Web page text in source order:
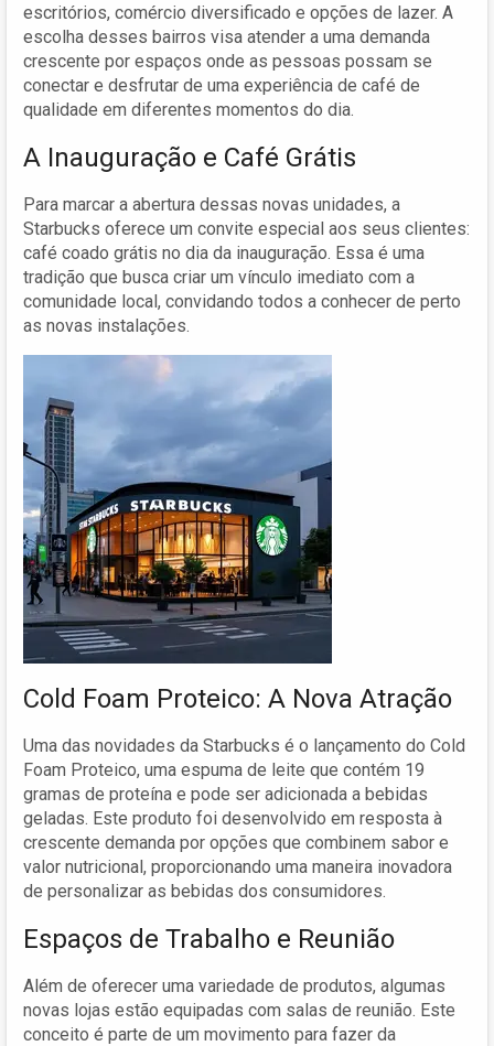
escritórios, comércio diversificado e opções de lazer. A
escolha desses bairros visa atender a uma demanda
crescente por espaços onde as pessoas possam se
conectar e desfrutar de uma experiência de café de
qualidade em diferentes momentos do dia.
A Inauguração e Café Grátis
Para marcar a abertura dessas novas unidades, a
Starbucks oferece um convite especial aos seus clientes:
café coado grátis no dia da inauguração. Essa é uma
tradição que busca criar um vínculo imediato com a
comunidade local, convidando todos a conhecer de perto
as novas instalações.
Cold Foam Proteico: A Nova Atração
Uma das novidades da Starbucks é o lançamento do Cold
Foam Proteico, uma espuma de leite que contém 19
gramas de proteína e pode ser adicionada a bebidas
geladas. Este produto foi desenvolvido em resposta à
crescente demanda por opções que combinem sabor e
valor nutricional, proporcionando uma maneira inovadora
de personalizar as bebidas dos consumidores.
Espaços de Trabalho e Reunião
Além de oferecer uma variedade de produtos, algumas
novas lojas estão equipadas com salas de reunião. Este
conceito é parte de um movimento para fazer da